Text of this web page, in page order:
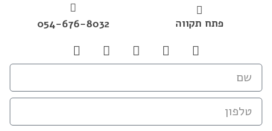
פתח תקווה 054-676-8032